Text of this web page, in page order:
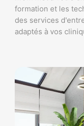
formation et les
des services
adaptés à vos